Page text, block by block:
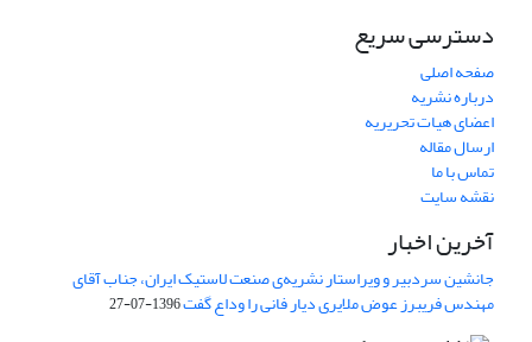
دسترسی سریع
صفحه اصلی
درباره نشریه
اعضای هیات تحریریه
ارسال مقاله
تماس با ما
نقشه سایت
آخرین اخبار
جانشین سردبیر و ویراستار نشریه‌ی صنعت لاستیک ایران، جناب آقای
مهندس فریبرز عوض ملایری دیار فانی را وداع گفت1396-07-27